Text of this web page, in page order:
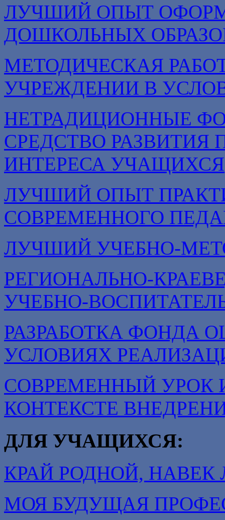
ЛУЧШИЙ ОПЫТ
ДОШКОЛЬНЫХ
МЕТОДИЧЕСКАЯ
УЧРЕЖДЕНИИ В
НЕТРАДИЦИОННЫЕ
СРЕДСТВО РАЗВИТИЯ
ИНТЕРЕСА УЧАЩИХСЯ
ЛУЧШИЙ ОПЫТ
СОВРЕМЕННОГО
ЛУЧШИЙ УЧЕБНО-
РЕГИОНАЛЬНО-
УЧЕБНО-
РАЗРАБОТКА ФОНДА
УСЛОВИЯХ
СОВРЕМЕННЫЙ УРОК
КОНТЕКСТЕ
ДЛЯ УЧАЩИХСЯ:
КРАЙ РОДНОЙ,
МОЯ БУДУЩАЯ